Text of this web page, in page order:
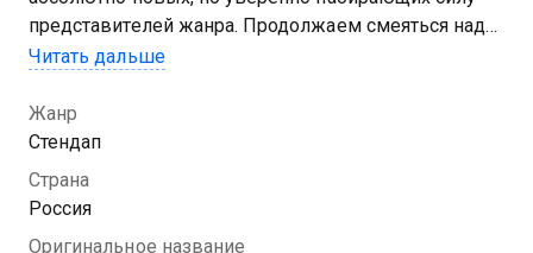
представителей жанра. Продолжаем смеяться над
своими проблемами, слава богу, что они у нас есть.
Читать дальше
Жанр
Стендап
Страна
Россия
Оригинальное название